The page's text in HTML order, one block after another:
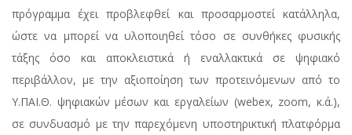
πρόγραμμα έχει προβλεφθεί και προσαρμοστεί κατάλληλα,
ώστε να μπορεί να υλοποιηθεί τόσο σε συνθήκες φυσικής
τάξης όσο και αποκλειστικά ή εναλλακτικά σε ψηφιακό
περιβάλλον, με την αξιοποίηση των προτεινόμενων από το
Υ.ΠΑΙ.Θ. ψηφιακών μέσων και εργαλείων (webex, zoom, κ.ά.),
σε συνδυασμό με την παρεχόμενη υποστηρικτική πλατφόρμα